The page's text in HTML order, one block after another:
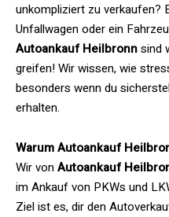
unkompliziert zu verkaufen?
Unfallwagen oder ein
Autoankauf Heilbronnsind
greifen! Wir wissen, wie
besonders wenn du
erhalten.
Warum Autoankauf
Wir vonAutoankauf
im Ankauf von PKWs und
Ziel ist es, dir den